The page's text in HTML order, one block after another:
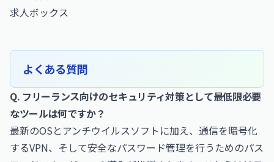
求人ボックス
よくある質問
Q. フリーランス向けのセキュリティ対策として最低限必要
なツールは何ですか？
最新のOSとアンチウイルスソフトに加え、通信を暗号化
するVPN、そして安全なパスワード管理を行うためのパス